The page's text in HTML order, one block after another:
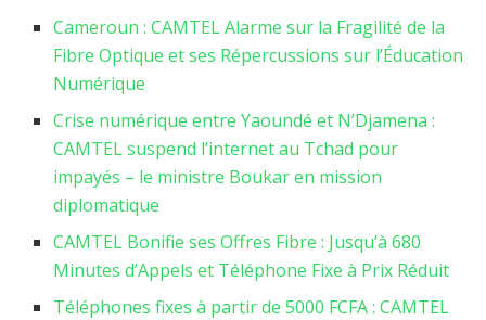
Cameroun : CAMTEL Alarme sur la Fragilité de la
Fibre Optique et ses Répercussions sur l’Éducation
Numérique
Crise numérique entre Yaoundé et N’Djamena :
CAMTEL suspend l’internet au Tchad pour
impayés – le ministre Boukar en mission
diplomatique
CAMTEL Bonifie ses Offres Fibre : Jusqu’à 680
Minutes d’Appels et Téléphone Fixe à Prix Réduit
Téléphones fixes à partir de 5000 FCFA : CAMTEL